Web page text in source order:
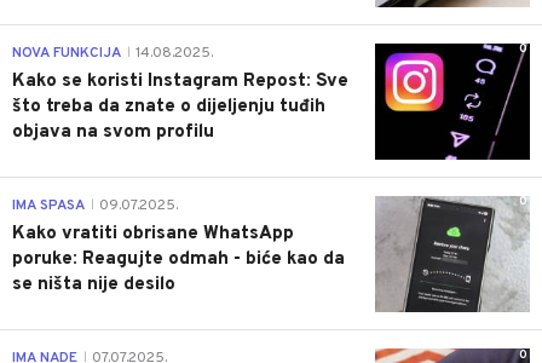
0
NOVA FUNKCIJA 14.08.2025.
Kako se koristi Instagram Repost: Sve
što treba da znate o dijeljenju tuđih
objava na svom profilu
0
IMA SPASA 09.07.2025.
Kako vratiti obrisane WhatsApp
poruke: Reagujte odmah - biće kao da
se ništa nije desilo
0
IMA NADE 07.07.2025.